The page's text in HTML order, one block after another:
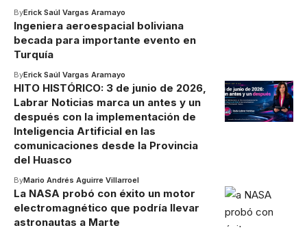
ByErick Saúl Vargas Aramayo
Ingeniera aeroespacial boliviana
becada para importante evento en
Turquía
ByErick Saúl Vargas Aramayo
HITO HISTÓRICO: 3 de junio de 2026,
Labrar Noticias marca un antes y un
después con la implementación de
Inteligencia Artificial en las
comunicaciones desde la Provincia
del Huasco
ByMario Andrés Aguirre Villarroel
La NASA probó con éxito un motor
electromagnético que podría llevar
astronautas a Marte